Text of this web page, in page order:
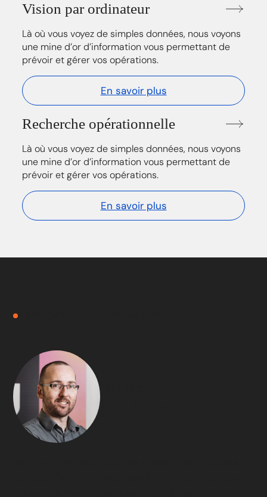
Vision par ordinateur
Là où vous voyez de simples données, nous voyons
une mine d’or d’information vous permettant de
prévoir et gérer vos opérations.
En savoir plus
Recherche opérationnelle
Là où vous voyez de simples données, nous voyons
une mine d’or d’information vous permettant de
prévoir et gérer vos opérations.
En savoir plus